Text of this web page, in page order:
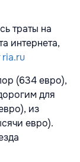
траты на
интернета,
ria.ru
(634 евро),
для
из
евро).